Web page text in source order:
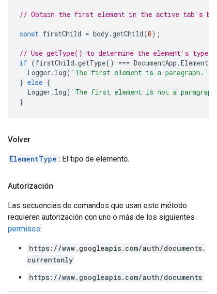
// Obtain the first element in the active tab's
const firstChild = body.getChild(0);
// Use getType() to determine the element's type.
if (firstChild .getType() === DocumentApp .
Logger . log( 'The first element is a paragraph.'
} else {
Logger . log( 'The first element is not a
}
Volver
ElementType : El tipo de elemento.
Autorización
Las secuencias de comandos que usan este método
requieren autorización con uno o más de los siguientes
permisos:
https://www.googleapis.com/auth/documents.
currentonly
https://www.googleapis.com/auth/documents